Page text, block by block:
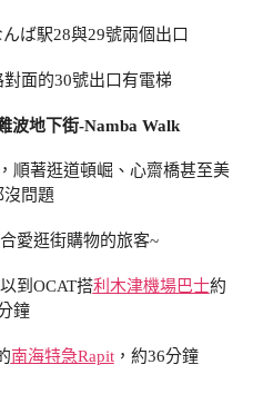
ば駅28與29號兩個出口
面的30號出口有電梯
波地下街-Namba Walk
順著逛道頓崛、心齋橋甚至美
沒問題
愛逛街購物的旅客~
到OCAT搭利木津機場巴士約
鐘
南海特急Rapit，約36分鐘